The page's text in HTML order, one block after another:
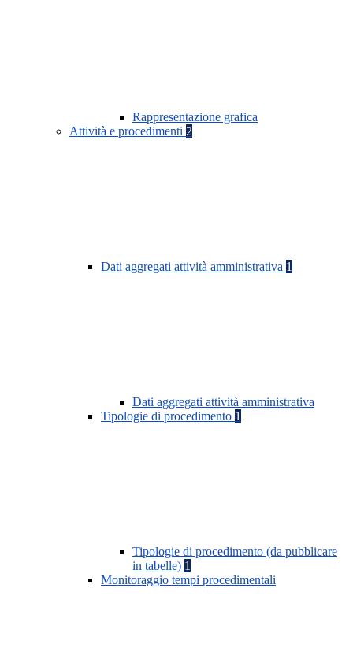
Rappresentazione grafica
Attività e procedimenti 2
Dati aggregati attività amministrativa 1
Dati aggregati attività amministrativa
Tipologie di procedimento 1
Tipologie di procedimento (da pubblicare
in tabelle) 1
Monitoraggio tempi procedimentali